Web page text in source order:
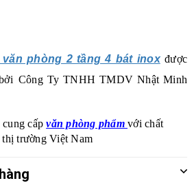
phòng 2 tầng 4 bát inox được
Công Ty TNHH TMDV Nhật Minh
cung cấpvăn phòng phẩm với chất
trường Việt Nam